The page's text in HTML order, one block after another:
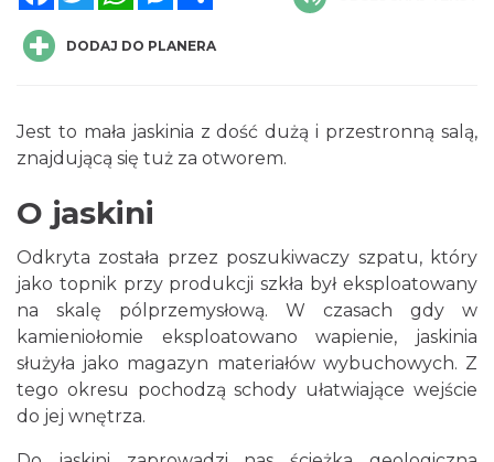
DODAJ DO PLANERA
Jest to mała jaskinia z dość dużą i przestronną salą,
znajdującą się tuż za otworem.
O jaskini
Odkryta została przez poszukiwaczy szpatu, który
jako topnik przy produkcji szkła był eksploatowany
na skalę pólprzemysłową. W czasach gdy w
kamieniołomie eksploatowano wapienie, jaskinia
służyła jako magazyn materiałów wybuchowych. Z
tego okresu pochodzą schody ułatwiające wejście
do jej wnętrza.